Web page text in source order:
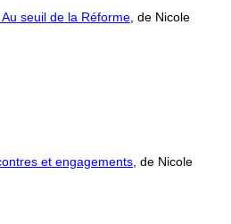
seuil de la Réforme , de Nicole
et engagements , de Nicole